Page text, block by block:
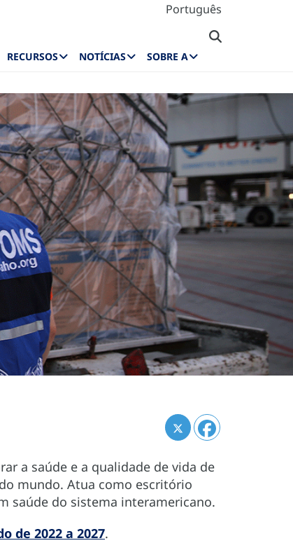
Português
RECURSOS NOTÍCIAS SOBRE A
a saúde e a qualidade de vida de
mundo. Atua como escritório
saúde do sistema interamericano.
de 2022 a 2027.